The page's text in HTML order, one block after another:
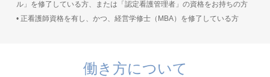
ル」を修了している方、または「認定看護管理者」の資格をお持ちの方
• 正看護師資格を有し、かつ、経営学修士（MBA）を修了している方
働き方について